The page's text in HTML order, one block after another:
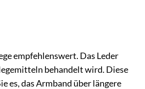
empfehlenswert. Das Leder
behandelt wird. Diese
es, das Armband über längere